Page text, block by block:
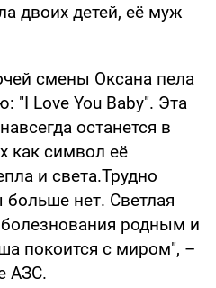
двоих детей, её муж
смены Оксана пела
Love You Baby". Эта
останется в
как символ её
и света.Трудно
больше нет. Светлая
родным и
покоится с миром", –
АЗС.